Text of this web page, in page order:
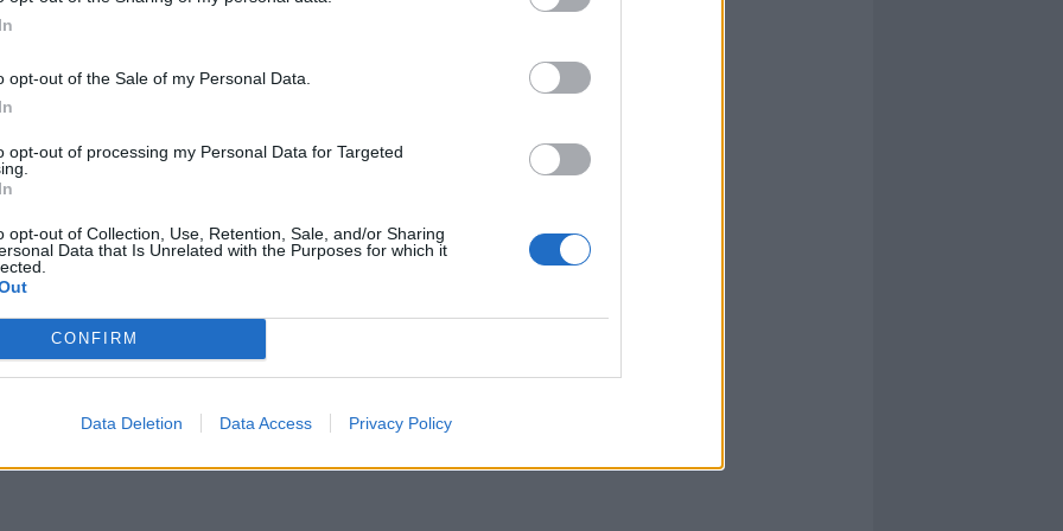
opt-out of the Sale of my Personal Data.
opt-out of processing my Personal Data for Targeted
opt-out of Collection, Use, Retention, Sale, and/or Sharing
Data that Is Unrelated with the Purposes for which it
CONFIRM
Data Deletion Data Access Privacy Policy
lasciati dalla generosa anziana sono
in vita, ma anche i tempi sarebbero
Sono infatti nove i mesi di ritardo
“Presidio riabilitativo distrettuale
robotica”. Doveva essere finita il 9
pare sono in alto mare.